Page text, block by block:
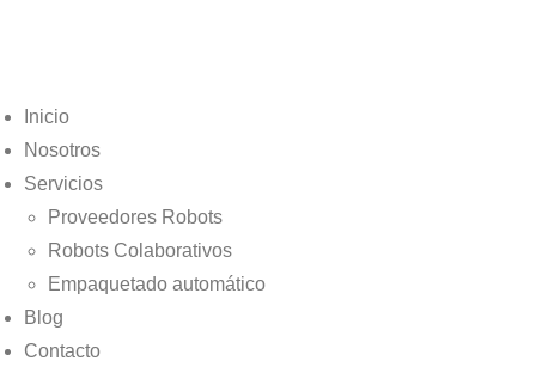
Inicio
Nosotros
Servicios
Proveedores Robots
Robots Colaborativos
Empaquetado automático
Blog
Contacto